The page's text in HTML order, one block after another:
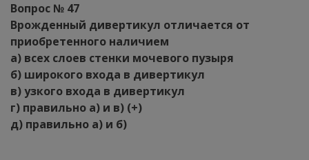
Вопрос № 47
Врожденный дивертикул отличается от
приобретенного наличием
а) всех слоев стенки мочевого пузыря
б) широкого входа в дивертикул
в) узкого входа в дивертикул
г) правильно а) и в) (+)
д) правильно а) и б)